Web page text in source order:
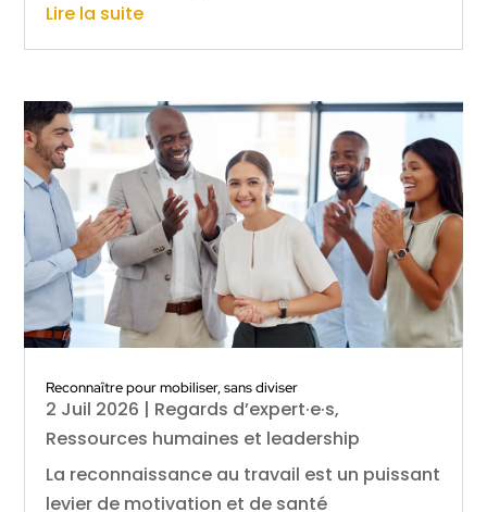
Lire la suite
Reconnaître pour mobiliser, sans diviser
2 Juil 2026 | Regards d’expert·e·s,
Ressources humaines et leadership
La reconnaissance au travail est un puissant
levier de motivation et de santé